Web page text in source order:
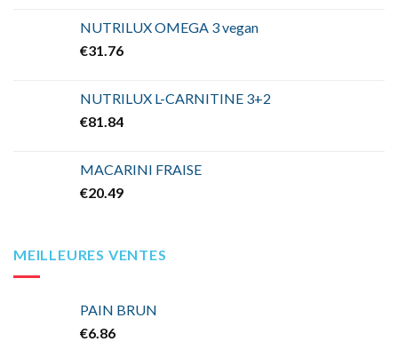
NUTRILUX OMEGA 3 vegan
€31.76
NUTRILUX L-CARNITINE 3+2
€81.84
MACARINI FRAISE
€20.49
MEILLEURES VENTES
PAIN BRUN
€6.86